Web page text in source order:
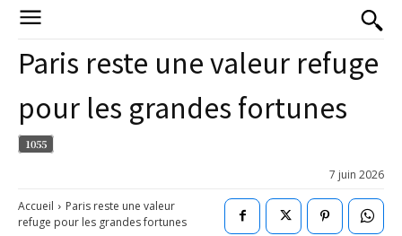
Paris reste une valeur refuge
pour les grandes fortunes
1055
7 juin 2026
Accueil
Paris reste une valeur
refuge pour les grandes fortunes